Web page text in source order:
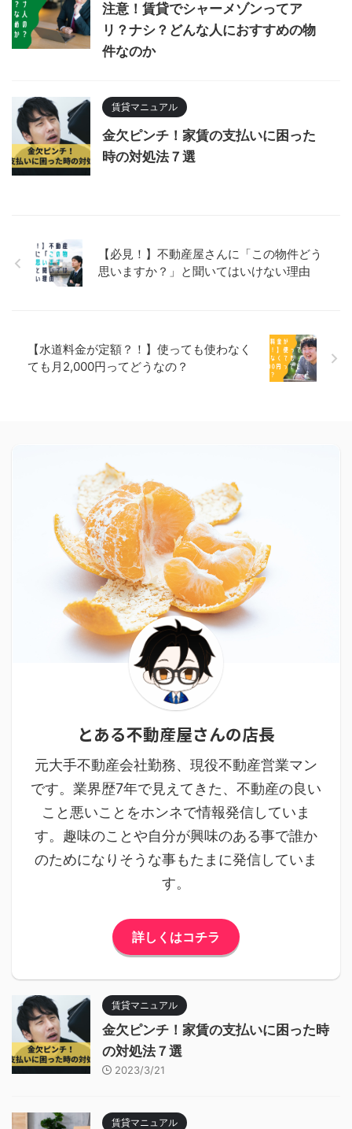
注意！賃貸でシャーメゾンってア
リ？ナシ？どんな人におすすめの物
件なのか
賃貸マニュアル
金欠ピンチ！家賃の支払いに困った
時の対処法７選
【必見！】不動産屋さんに「この物件どう
思いますか？」と聞いてはいけない理由
【水道料金が定額？！】使っても使わなく
ても月2,000円ってどうなの？
とある不動産屋さんの店長
元大手不動産会社勤務、現役不動産営業マン
です。業界歴7年で見えてきた、不動産の良い
こと悪いことをホンネで情報発信していま
す。趣味のことや自分が興味のある事で誰か
のためになりそうな事もたまに発信していま
す。
詳しくはコチラ
賃貸マニュアル
金欠ピンチ！家賃の支払いに困った時
の対処法７選
2023/3/21
賃貸マニュアル